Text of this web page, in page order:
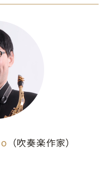
（吹奏楽作家）